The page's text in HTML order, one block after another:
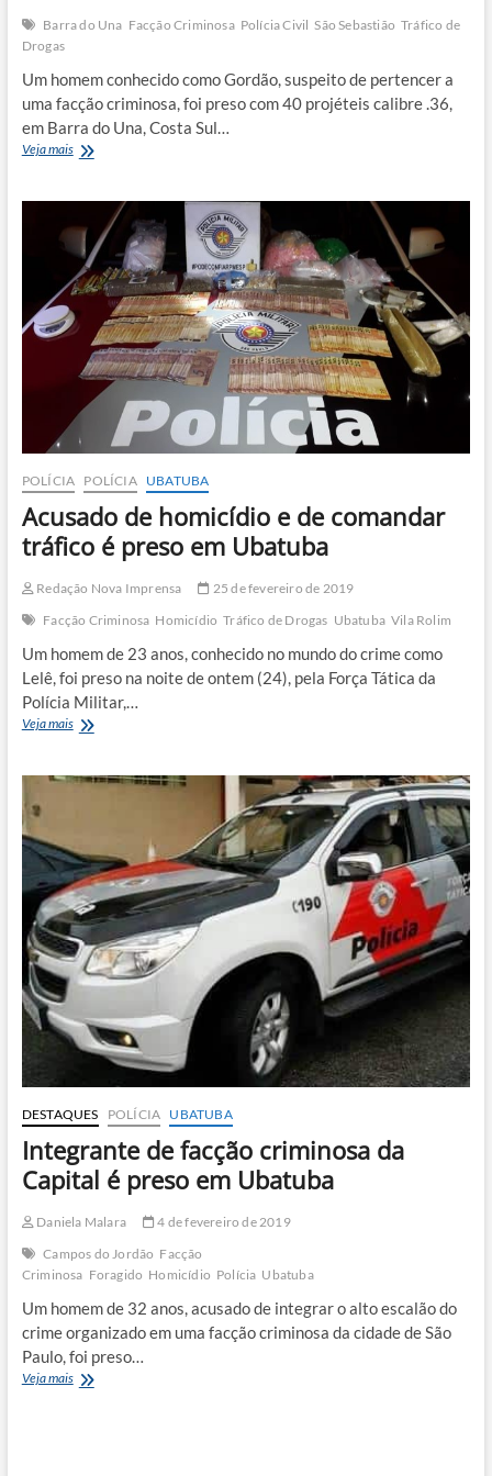
Barra do Una Facção Criminosa Polícia Civil São Sebastião Tráfico de
Drogas
Um homem conhecido como Gordão, suspeito de pertencer a
uma facção criminosa, foi preso com 40 projéteis calibre .36,
em Barra do Una, Costa Sul…
Veja maisSuspeito
criminosa
preso
em
do
Una
POLÍCIA POLÍCIA UBATUBA
Acusado de homicídio e de comandar
tráfico é preso em Ubatuba
Redação Nova Imprensa
25 de fevereiro de 2019
Facção Criminosa Homicídio Tráfico de Drogas Ubatuba Vila Rolim
Um homem de 23 anos, conhecido no mundo do crime como
Lelê, foi preso na noite de ontem (24), pela Força Tática da
Polícia Militar,…
Veja maisAcusado
e
é
preso
em
Ubatuba
DESTAQUES POLÍCIA UBATUBA
Integrante de facção criminosa da
Capital é preso em Ubatuba
Daniela Malara
4 de fevereiro de 2019
Campos do Jordão Facção
Criminosa Foragido Homicídio Polícia Ubatuba
Um homem de 32 anos, acusado de integrar o alto escalão do
crime organizado em uma facção criminosa da cidade de São
Paulo, foi preso…
Veja maisIntegrante